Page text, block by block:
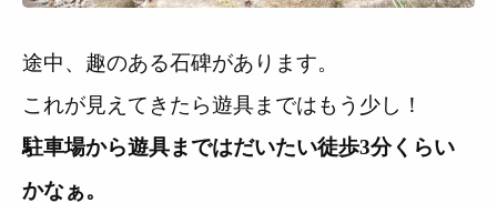
途中、趣のある石碑があります。
これが見えてきたら遊具まではもう少し！
駐車場から遊具まではだいたい徒歩3分くらい
かなぁ。